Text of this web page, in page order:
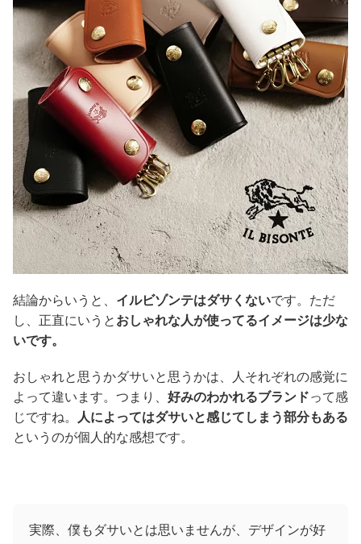
結論からいうと、 イルビゾンテはダサくないです。ただ
し、正直にいうと おしゃれな人が使ってるイメージは少な
いです。
おしゃれと思うかダサいと思うかは、人それぞれの感覚に
よって違います。つまり、 好みのわかれるブランドって感
じですね。
人によってはダサいと感じてしまう部分もある
というのが個人的な感想です。
実際、僕もダサいとは思いませんが、デザインが好